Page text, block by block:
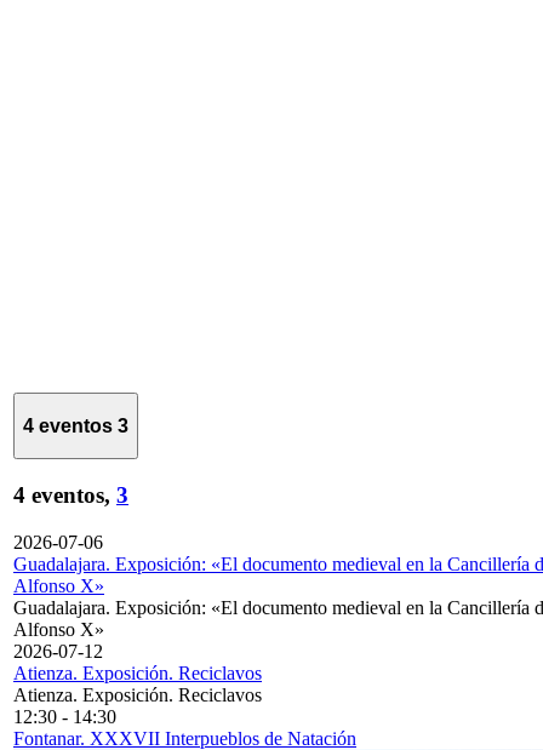
4 eventos 3
4 eventos, 3
2026-07-06
Guadalajara. Exposición: «El documento medieval en la Cancillería
Alfonso X»
Guadalajara. Exposición: «El documento medieval en la Cancillería
Alfonso X»
2026-07-12
Atienza. Exposición. Reciclavos
Atienza. Exposición. Reciclavos
12:30 - 14:30
Fontanar. XXXVII Interpueblos de Natación